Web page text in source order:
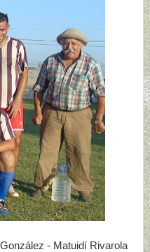
- Matuidí Rivarola